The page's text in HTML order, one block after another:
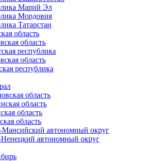
Марий Эл
Мордовия
Татарстан
область
область
республика
область
республика
область
область
область
область
автономный округ
автономный округ